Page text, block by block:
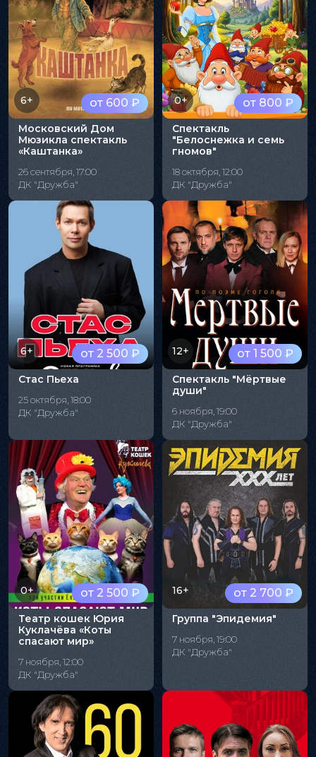
от 600 ₽
6+
Московский Дом
Мюзикла спектакль
«Каштанка»
26 сентября, 17:00
ДК "Дружба"
от 800 ₽
0+
Спектакль
"Белоснежка и семь
гномов"
18 октября, 12:00
ДК "Дружба"
от 2 500 ₽
6+
Стас Пьеха
25 октября, 18:00
ДК "Дружба"
от 1 500 ₽
12+
Спектакль "Мёртвые
души"
6 ноября, 19:00
ДК "Дружба"
от 2 500 ₽
0+
Театр кошек Юрия
Куклачёва «Коты
спасают мир»
7 ноября, 12:00
ДК "Дружба"
от 2 700 ₽
16+
Группа "Эпидемия"
7 ноября, 19:00
ДК "Дружба"